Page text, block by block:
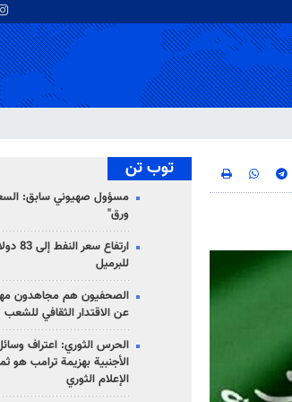
توب تن
مسؤول صهيوني سابق:
ورق"
للبرميل
الصحفيون هم مجاهدون
عن الاقتدار الثقافي للشعب
الحرس الثوري: اعتراف
الأجنبية بهزيمة ترامب هو
الإعلام الثوري